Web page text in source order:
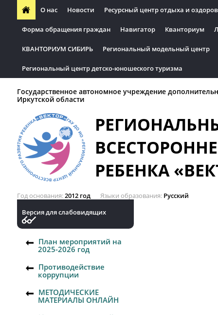
О нас Новости Ресурсный центр отдыха и
Форма обращения граждан Навигатор Кванториум
КВАНТОРИУМ СИБИРЬ Региональный модельный центр
Региональный центр детско-юношеского туризма
Государственное автономное учреждение
Иркутской области
РЕБЕНКА
Год основания 2012 год Языки образования Русский
Версия для слабовидящих
План мероприятий на
2025-2026 год
Противодействие
коррупции
МЕТОДИЧЕСКИЕ
МАТЕРИАЛЫ ОНЛАЙН